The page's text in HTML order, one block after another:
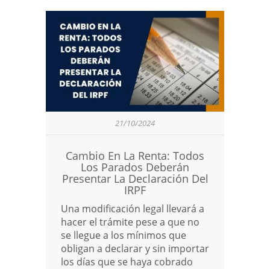
21/10/2024
Cambio En La Renta: Todos
Los Parados Deberán
Presentar La Declaración Del
IRPF
Una modificación legal llevará a
hacer el trámite pese a que no
se llegue a los mínimos que
obligan a declarar y sin importar
los días que se haya cobrado